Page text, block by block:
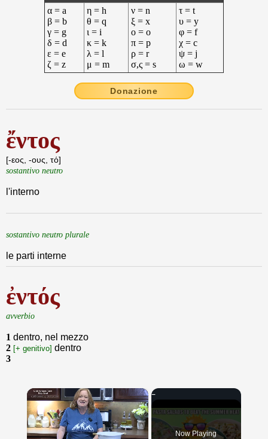
α = a
β = b
γ = g
δ = d
ε = e
ζ = z
η = h
θ = q
ι = i
κ = k
λ = l
μ = m
ν = n
ξ = x
ο = o
π = p
ρ = r
σ,ς = s
τ = t
υ = y
φ = f
χ = c
ψ = j
ω = w
Donazione
ἔντος
[-εος, -ους, τό]
sostantivo neutro
l'interno
sostantivo neutro plurale
le parti interne
ἐντός
avverbio
1 dentro, nel mezzo
2 [+ genitivo] dentro
3
×
Now Playing